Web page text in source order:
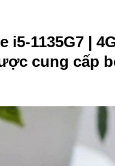
i5-1135G7 |
cung cấp